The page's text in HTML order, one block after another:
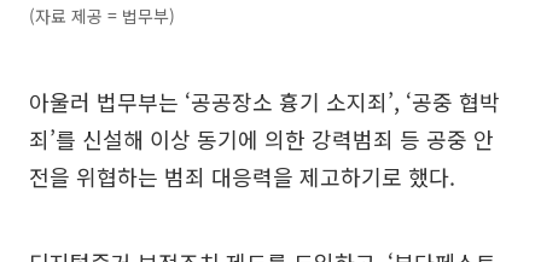
(자료 제공 = 법무부)
아울러 법무부는 ‘공공장소 흉기 소지죄’, ‘공중 협박
죄’를 신설해 이상 동기에 의한 강력범죄 등 공중 안
전을 위협하는 범죄 대응력을 제고하기로 했다.